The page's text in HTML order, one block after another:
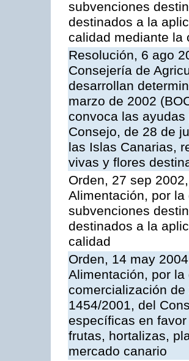
subvenciones
destinados a la
calidad mediante la
Resolución, 6 ago
Consejería de
desarrollan
marzo de 2002
convoca las
Consejo, de 28 de
las Islas Canarias,
vivas y flores
Orden, 27 sep
Alimentación, por
subvenciones
destinados a la
calidad
Orden, 14 may
Alimentación, por
comercialización
1454/2001, del
específicas en
frutas, hortalizas,
mercado canario